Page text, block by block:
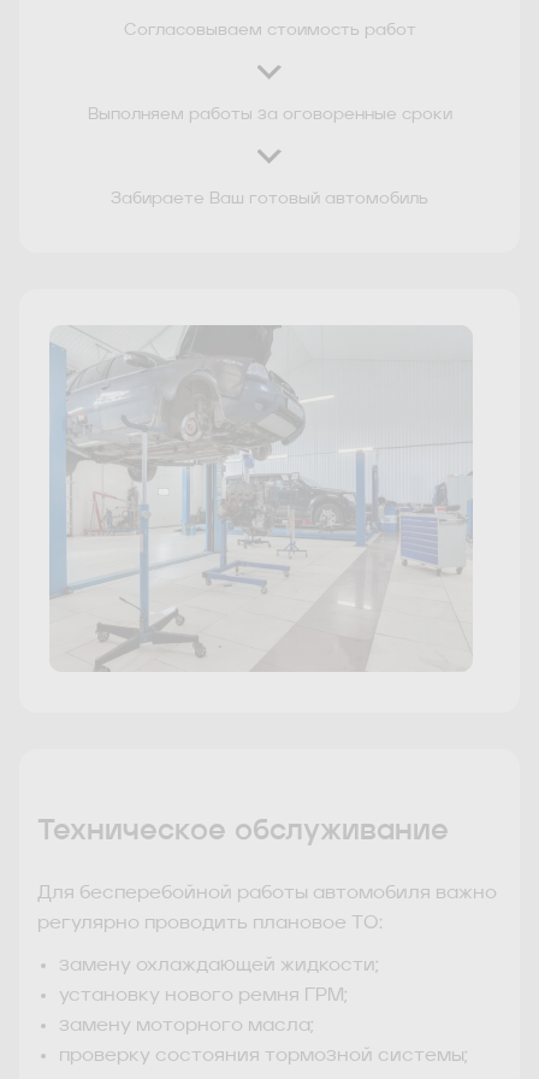
Согласовываем стоимость работ
Выполняем работы за оговоренные сроки
Забираете Ваш готовый автомобиль
Техническое обслуживание
Для бесперебойной работы автомобиля важно
регулярно проводить плановое ТО:
замену охлаждающей жидкости;
установку нового ремня ГРМ;
замену моторного масла;
проверку состояния тормозной системы;